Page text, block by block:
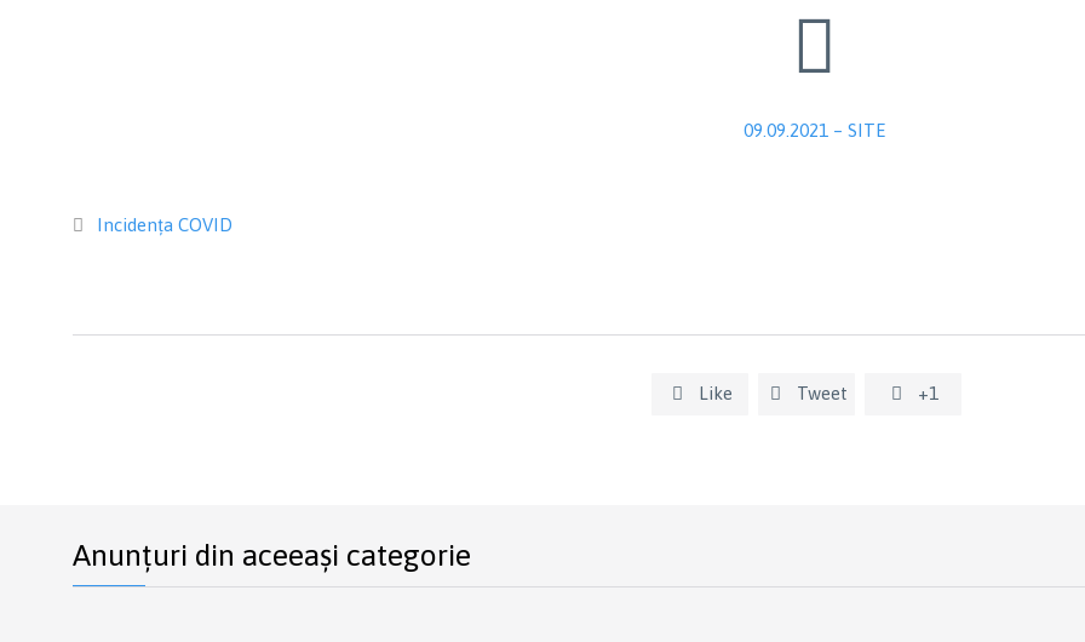

09.09.2021 – SITE
 Category
Incidența COVID
 Like  Tweet  +1
Anunțuri din aceeași categorie